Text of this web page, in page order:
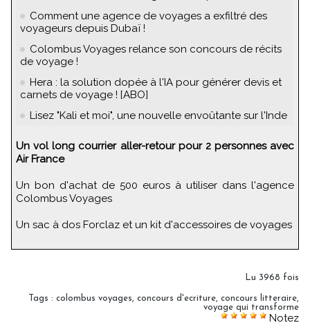
Comment une agence de voyages a exfiltré des
voyageurs depuis Dubaï !
Colombus Voyages relance son concours de récits
de voyage !
Hera : la solution dopée à l'IA pour générer devis et
carnets de voyage ! [ABO]
Lisez "Kali et moi", une nouvelle envoûtante sur l'Inde
Un vol long courrier aller-retour pour 2 personnes avec
Air France
Un bon d'achat de 500 euros à utiliser dans l'agence
Colombus Voyages
Un sac à dos Forclaz et un kit d'accessoires de voyages
Lu 3968 fois
Tags : colombus voyages, concours d'ecriture, concours litteraire,
voyage qui transforme
Notez